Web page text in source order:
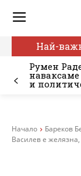
Най-
Румен
и
Начало Бареков
Василев е